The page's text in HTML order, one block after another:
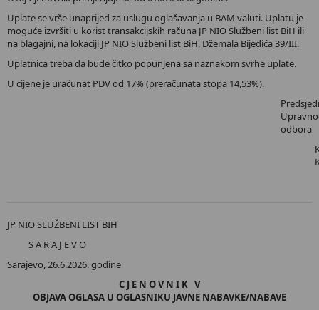
Uplate se vrše unaprijed za uslugu oglašavanja u BAM valuti. Uplatu je
moguće izvršiti u korist transakcijskih računa JP NIO Službeni list BiH ili
na blagajni, na lokaciji JP NIO Službeni list BiH, Džemala Bijedića 39/III.
Uplatnica treba da bude čitko popunjena sa naznakom svrhe uplate.
U cijene je uračunat PDV od 17% (preračunata stopa 14,53%).
odbora
JP NIO SLUŽBENI LIST BIH
S A R A J E V O
Sarajevo, 26.6.2026. godine
C J E N O V N I K V
OBJAVA OGLASA U OGLASNIKU JAVNE NABAVKE/NABAVE